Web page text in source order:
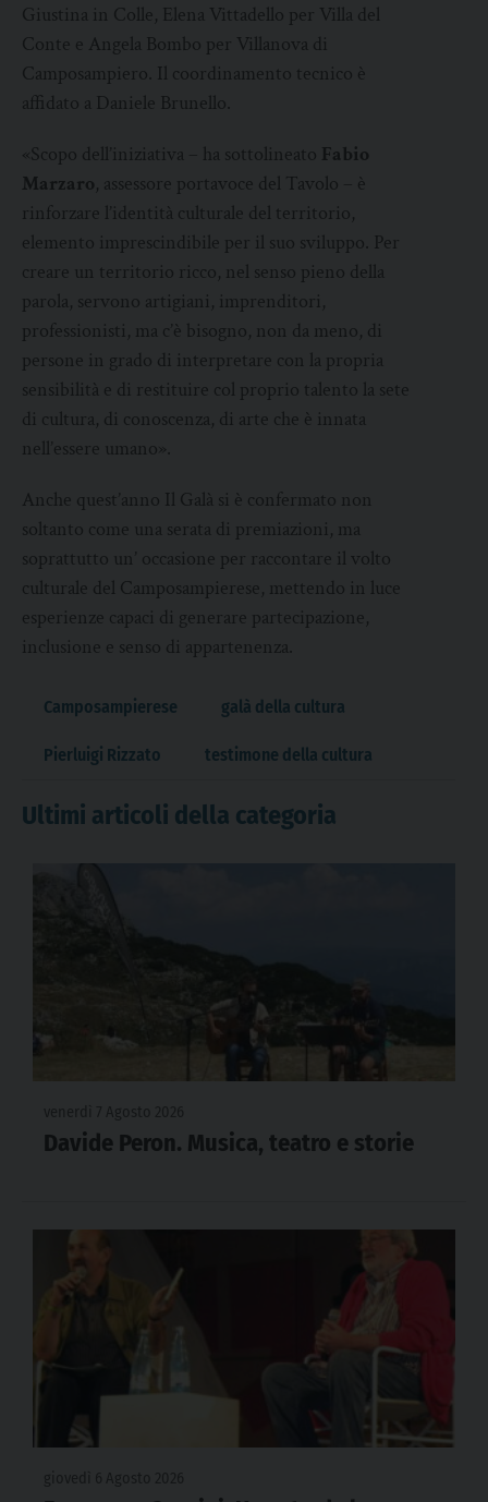
Giustina in Colle, Elena Vittadello per Villa del
Conte e Angela Bombo per Villanova di
Camposampiero. Il coordinamento tecnico è
affidato a Daniele Brunello.
«Scopo dell’iniziativa – ha sottolineato Fabio
Marzaro, assessore portavoce del Tavolo – è
rinforzare l’identità culturale del territorio,
elemento imprescindibile per il suo sviluppo. Per
creare un territorio ricco, nel senso pieno della
parola, servono artigiani, imprenditori,
professionisti, ma c’è bisogno, non da meno, di
persone in grado di interpretare con la propria
sensibilità e di restituire col proprio talento la sete
di cultura, di conoscenza, di arte che è innata
nell’essere umano».
Anche quest’anno Il Galà si è confermato non
soltanto come una serata di premiazioni, ma
soprattutto un’ occasione per raccontare il volto
culturale del Camposampierese, mettendo in luce
esperienze capaci di generare partecipazione,
inclusione e senso di appartenenza.
Camposampierese galà della cultura
Pierluigi Rizzato testimone della cultura
Ultimi articoli della categoria
Davide Peron. Musica, teatro e storie